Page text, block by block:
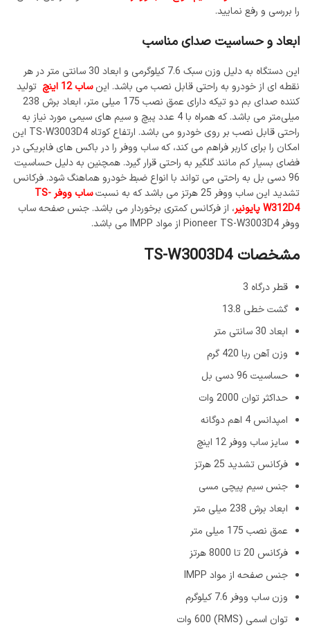
را بررسی و رفع نمایید.
ابعاد و حساسیت صدای مناسب
این دستگاه به دلیل وزن سبک 7.6 کیلوگرمی و ابعاد 30 سانتی متر در هر
نقطه ای از خودرو به راحتی قابل نصب می باشد. اینساب 12 اینچ
تولید
کننده صدای بم دو تیکه دارای عمق نصب 175 میلی متر، ابعاد برش 238
میلی‌متر می باشد. که همراه با 4 عدد پیچ و سیم های سیمی مورد نیاز به
راحتی قابل نصب بر روی خودرو می باشد. ارتفاع کوتاه TS-W3003D4 این
امکان را برای کاربر فراهم می کند، که ساب ووفر را در باکس های فابریکی در
فضای بسیار کم مانند گلگیر به راحتی قرار گیرد. همچنین به دلیل حساسیت
96 دسی بل به راحتی می تواند با انواع ضبط خودرو هماهنگ شود. فرکانس
تشدید این ساب ووفر 25 هرتز می باشد که به نسبت
ساب ووفر TS-
W312D4 پایونیر
، از فرکانس کمتری برخوردار می باشد. جنس صفحه ساب
ووفر Pioneer TS-W3003D4 از مواد IMPP می باشد.
مشخصات TS-W3003D4
قطر درگاه 3
گشت خطی 13.8
ابعاد 30 سانتی متر
وزن آهن ربا 420 گرم
حساسیت 96 دسی بل
حداکثر توان 2000 وات
امپدانس 4 اهم دوگانه
سایز ساب ووفر 12 اینچ
فرکانس تشدید 25 هرتز
جنس سیم پیچی مسی
ابعاد برش 238 میلی متر
عمق نصب 175 میلی متر
فرکانس 20 تا 8000 هرتز
جنس صفحه از مواد IMPP
وزن ساب ووفر 7.6 کیلوگرم
توان اسمی (RMS) 600 وات